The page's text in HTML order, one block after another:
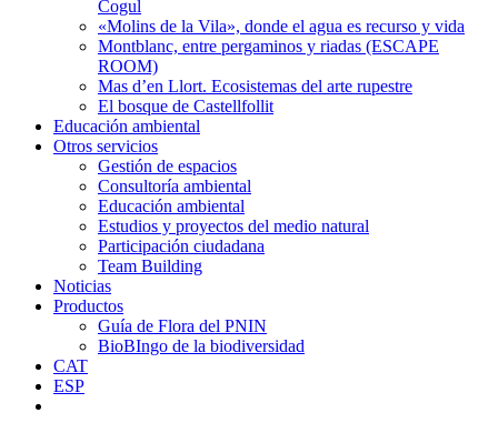
Cogul
«Molins de la Vila», donde el agua es recurso y vida
Montblanc, entre pergaminos y riadas (ESCAPE
ROOM)
Mas d’en Llort. Ecosistemas del arte rupestre
El bosque de Castellfollit
Educación ambiental
Otros servicios
Gestión de espacios
Consultoría ambiental
Educación ambiental
Estudios y proyectos del medio natural
Participación ciudadana
Team Building
Noticias
Productos
Guía de Flora del PNIN
BioBIngo de la biodiversidad
CAT
ESP